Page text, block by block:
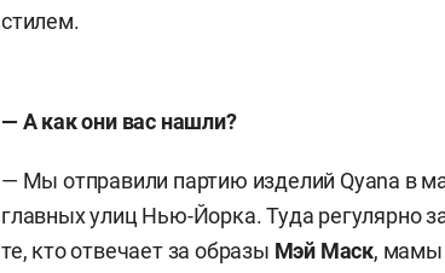
стилем.
— А как они вас нашли?
— Мы отправили партию изделий Qyana в
главных улиц Нью-Йорка. Туда регулярно
те, кто отвечает за образы Мэй Маск, мамы